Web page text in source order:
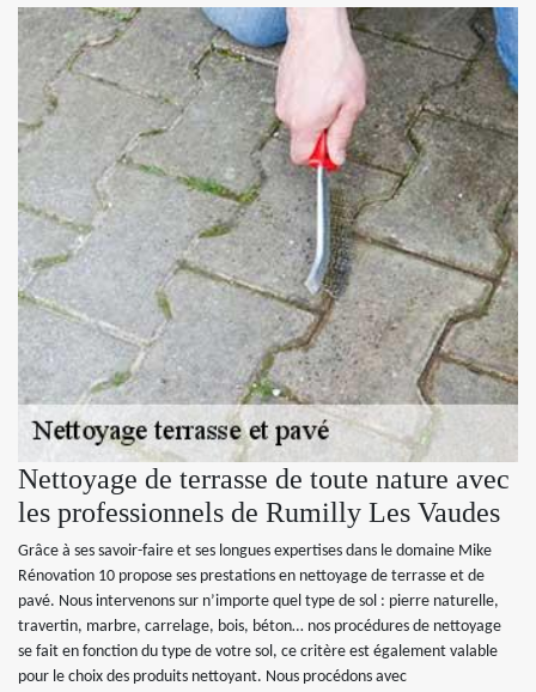
Nettoyage de terrasse de toute nature avec
les professionnels de Rumilly Les Vaudes
Grâce à ses savoir-faire et ses longues expertises dans le domaine Mike
Rénovation 10 propose ses prestations en nettoyage de terrasse et de
pavé. Nous intervenons sur n’importe quel type de sol : pierre naturelle,
travertin, marbre, carrelage, bois, béton… nos procédures de nettoyage
se fait en fonction du type de votre sol, ce critère est également valable
pour le choix des produits nettoyant. Nous procédons avec